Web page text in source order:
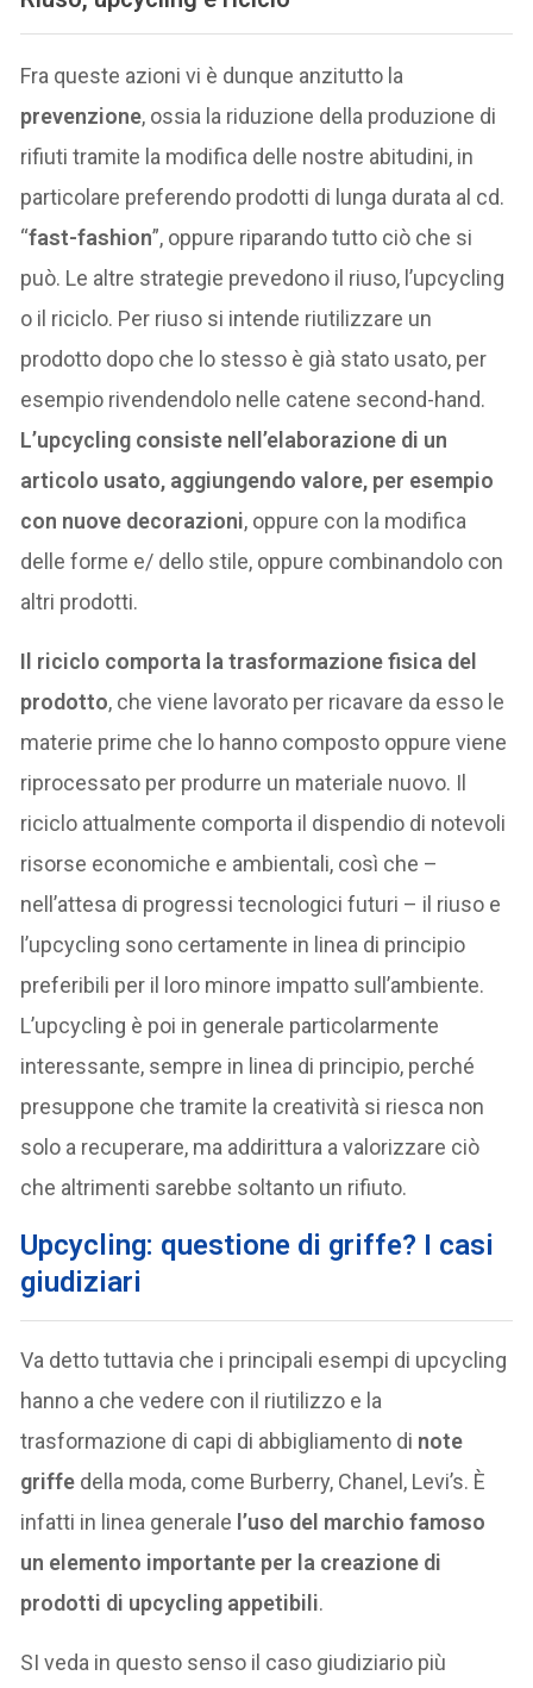
Fra queste azioni vi è dunque anzitutto la
prevenzione, ossia la riduzione della produzione di
rifiuti tramite la modifica delle nostre abitudini, in
particolare preferendo prodotti di lunga durata al cd.
“fast-fashion”, oppure riparando tutto ciò che si
può. Le altre strategie prevedono il riuso, l’upcycling
o il riciclo. Per riuso si intende riutilizzare un
prodotto dopo che lo stesso è già stato usato, per
esempio rivendendolo nelle catene second-hand.
L’upcycling consiste nell’elaborazione di un
articolo usato, aggiungendo valore, per esempio
con nuove decorazioni, oppure con la modifica
delle forme e/ dello stile, oppure combinandolo con
altri prodotti.
Il riciclo comporta la trasformazione fisica del
prodotto, che viene lavorato per ricavare da esso le
materie prime che lo hanno composto oppure viene
riprocessato per produrre un materiale nuovo. Il
riciclo attualmente comporta il dispendio di notevoli
risorse economiche e ambientali, così che –
nell’attesa di progressi tecnologici futuri – il riuso e
l’upcycling sono certamente in linea di principio
preferibili per il loro minore impatto sull’ambiente.
L’upcycling è poi in generale particolarmente
interessante, sempre in linea di principio, perché
presuppone che tramite la creatività si riesca non
solo a recuperare, ma addirittura a valorizzare ciò
che altrimenti sarebbe soltanto un rifiuto.
Upcycling: questione di griffe? I casi
giudiziari
Va detto tuttavia che i principali esempi di upcycling
hanno a che vedere con il riutilizzo e la
trasformazione di capi di abbigliamento di note
griffe della moda, come Burberry, Chanel, Levi’s. È
infatti in linea generale l’uso del marchio famoso
un elemento importante per la creazione di
prodotti di upcycling appetibili.
SI veda in questo senso il caso giudiziario più